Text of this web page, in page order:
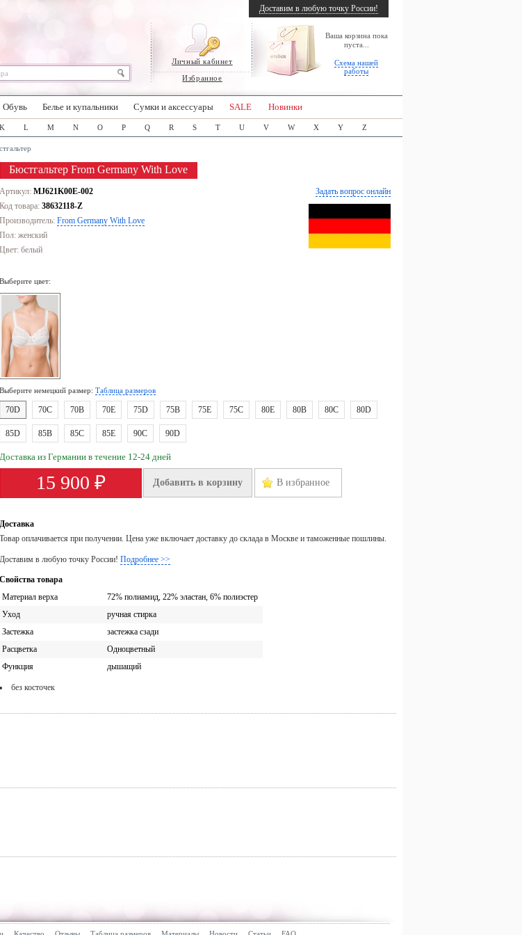
Личный кабинет
Избранное
Ваша корзина пока
пуста...
Схема нашей
работы
Доставим в любую точку России!
Обувь Белье и купальники Сумки и аксессуары SALE Новинки
K L M N O P Q R S T U V W X Y Z
Бюстгальтер From Germany With Love
Задать вопрос онлайн
Артикул: MJ621K00E-002
Код товара: 38632118-Z
Производитель: From Germany With Love
Пол: женский
Цвет: белый
Выберите цвет:
Выберите немецкий размер: Таблица размеров
70D 70C 70B 70E 75D 75B 75E 75C 80E 80B 80C 80D
85D 85B 85C 85E 90C 90D
Доставка из Германии в течение 12-24 дней
15 900 ₽ Добавить в корзину В избранное
Доставка
Товар оплачивается при получении. Цена уже включает доставку до склада в Москве и таможенные пошлины.
Доставим в любую точку России! Подробнее >>
Свойства товара
Материал верха
72% полиамид, 22% эластан, 6% полиэстер
Уход
ручная стирка
Застежка
застежка сзади
Расцветка
Одноцветный
Функция
дышащий
без косточек